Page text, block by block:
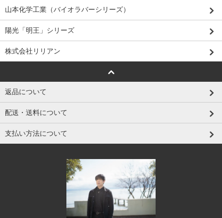
山本化学工業（バイオラバーシリーズ）
陽光「明王」シリーズ
株式会社リリアン
返品について
配送・送料について
支払い方法について